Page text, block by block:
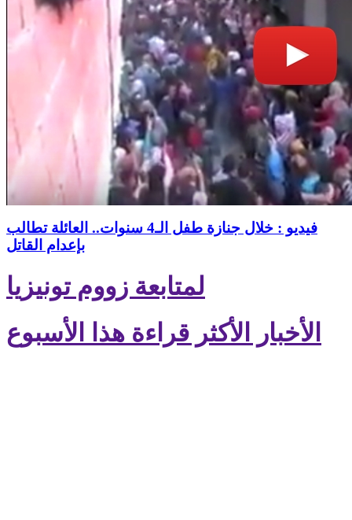
فيديو : خلال جنازة طفل الـ4 سنوات.. العائلة تطالب
بإعدام القاتل
لمتابعة زووم تونيزيا
الأخبار الأكثر قراءة هذا الأسبوع